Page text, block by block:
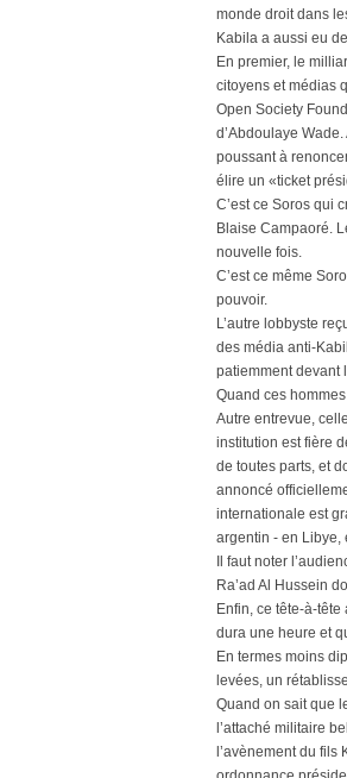
monde droit dans
Kabila a aussi eu
En premier, le
citoyens et médias
Open Society
d’Abdoulaye
poussant à
élire un «ticket
C’est ce Soros qui
Blaise Campaoré.
nouvelle fois.
C’est ce même
pouvoir.
L’autre lobbyste
des média anti-
patiemment devant
Quand ces
Autre entrevue,
institution est fière
de toutes parts, et
annoncé
internationale est
argentin - en Libye,
Il faut noter
Ra’ad Al Hussein
Enfin, ce tête-à-
dura une heure et
En termes moins
levées, un
Quand on sait que
l’attaché militaire
l’avènement du